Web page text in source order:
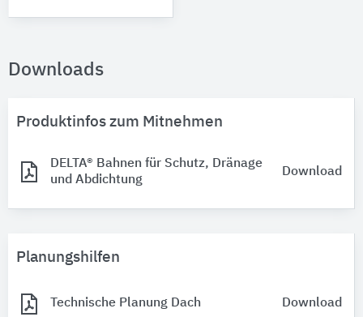
Downloads
Produktinfos zum Mitnehmen
DELTA® Bahnen für Schutz, Dränage
und Abdichtung
Download
Planungshilfen
Technische Planung Dach Download